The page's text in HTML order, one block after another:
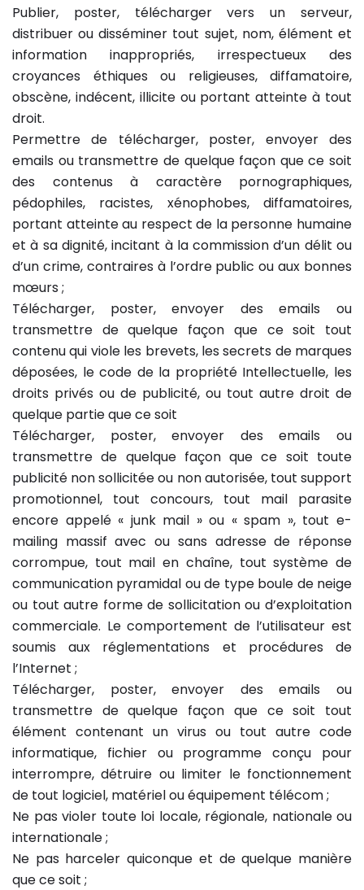
Publier, poster, télécharger vers un serveur,
distribuer ou disséminer tout sujet, nom, élément et
information inappropriés, irrespectueux des
croyances éthiques ou religieuses, diffamatoire,
obscène, indécent, illicite ou portant atteinte à tout
droit.
Permettre de télécharger, poster, envoyer des
emails ou transmettre de quelque façon que ce soit
des contenus à caractère pornographiques,
pédophiles, racistes, xénophobes, diffamatoires,
portant atteinte au respect de la personne humaine
et à sa dignité, incitant à la commission d’un délit ou
d’un crime, contraires à l’ordre public ou aux bonnes
mœurs ;
Télécharger, poster, envoyer des emails ou
transmettre de quelque façon que ce soit tout
contenu qui viole les brevets, les secrets de marques
déposées, le code de la propriété Intellectuelle, les
droits privés ou de publicité, ou tout autre droit de
quelque partie que ce soit
Télécharger, poster, envoyer des emails ou
transmettre de quelque façon que ce soit toute
publicité non sollicitée ou non autorisée, tout support
promotionnel, tout concours, tout mail parasite
encore appelé « junk mail » ou « spam », tout e-
mailing massif avec ou sans adresse de réponse
corrompue, tout mail en chaîne, tout système de
communication pyramidal ou de type boule de neige
ou tout autre forme de sollicitation ou d’exploitation
commerciale. Le comportement de l’utilisateur est
soumis aux réglementations et procédures de
l’Internet ;
Télécharger, poster, envoyer des emails ou
transmettre de quelque façon que ce soit tout
élément contenant un virus ou tout autre code
informatique, fichier ou programme conçu pour
interrompre, détruire ou limiter le fonctionnement
de tout logiciel, matériel ou équipement télécom ;
Ne pas violer toute loi locale, régionale, nationale ou
internationale ;
Ne pas harceler quiconque et de quelque manière
que ce soit ;